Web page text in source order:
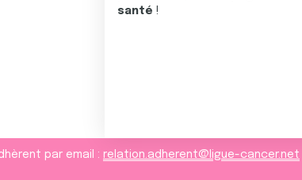
santé !
par email : relation.adherent@ligue-cancer.net